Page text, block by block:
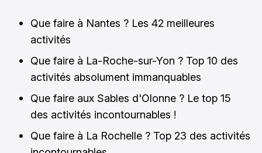
Que faire à Nantes ? Les 42 meilleures
activités
Que faire à La-Roche-sur-Yon ? Top 10 des
activités absolument immanquables
Que faire aux Sables d'Olonne ? Le top 15
des activités incontournables !
Que faire à La Rochelle ? Top 23 des activités